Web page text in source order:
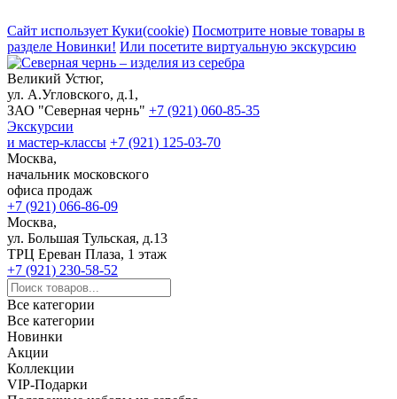
Сайт использует Куки(cookie) Посмотрите новые товары в
разделе Новинки! Или посетите виртуальную экскурсию
Великий Устюг,
ул. А.Угловского, д.1,
ЗАО "Северная чернь" +7 (921) 060-85-35
Экскурсии
и мастер-классы +7 (921) 125-03-70
Москва,
начальник московского
офиса продаж
+7 (921) 066-86-09
Москва,
ул. Большая Тульская, д.13
ТРЦ Ереван Плаза, 1 этаж
+7 (921) 230-58-52
Все категории
Все категории
Новинки
Акции
Коллекции
VIP-Подарки